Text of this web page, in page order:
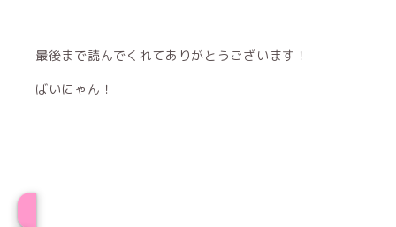
最後まで読んでくれてありがとうございます！
ばいにゃん！